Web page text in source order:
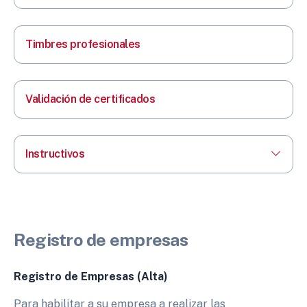
Timbres profesionales
Validación de certificados
Instructivos
Registro de empresas
Registro de Empresas (Alta)
Para habilitar a su empresa a realizar las